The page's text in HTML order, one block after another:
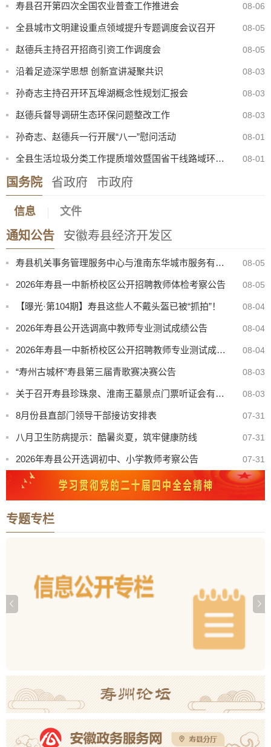
全县“两优一先”表彰大会暨县委树立和践行正确政绩观学习教育专题党课报告会举行
中国共产党寿县第十六次代表大会胜利闭幕
寿县召开第四次全国农业普查工作推进会 08-06
全县城市文明建设重点领域提升专题调度会议召开 08-05
赵德兵主持召开招商引资工作调度会 08-05
沿着足迹深学思想 创新宣讲凝聚共识 08-03
孙奇志主持召开环瓦埠湖概念性规划汇报会 08-03
赵德兵督导调研生态环保问题整改工作 08-03
孙奇志、赵德兵一行开展“八一”慰问活动 08-01
全县生活垃圾分类工作提质增效暨国省干线路域环境整治工作现场会召开 08-01
国务院 省政府 市政府
信息 文件
通知公告 安徽寿县经济开发区
寿县机关事务管理服务中心与淮南东华城市服务有限公司联合公开招聘物业服务工作人员公告 08-05
2026年寿县一中新桥校区公开招聘教师体检考察公告 08-05
【曝光·第104期】寿县这些人不戴头盔已被“抓拍”！ 08-04
2026年寿县公开选调高中教师专业测试成绩公告 08-04
2026年寿县一中新桥校区公开招聘教师专业测试成绩公告 08-04
“寿州古城杯”寿县第三届青歌赛决赛公告 08-03
关于召开寿县珍珠泉、淮南王墓景点门票听证会有关事项公告 08-03
8月份县直部门领导干部接访安排表 07-31
八月卫生防病提示：酷暑炎夏，筑牢健康防线 07-31
2026年寿县公开选调初中、小学教师考察公告 07-31
专题专栏